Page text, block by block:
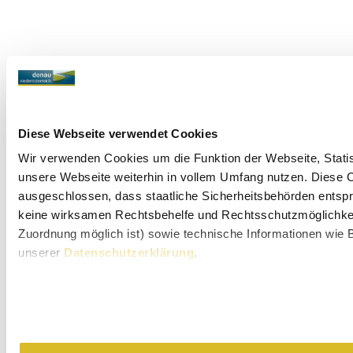
Diese Webseite verwendet Cookies
Wir verwenden Cookies um die Funktion der Webseite,
unsere Webseite weiterhin in vollem Umfang nutzen.
ausgeschlossen, dass staatliche Sicherheitsbehörden
keine wirksamen Rechtsbehelfe und
Zuordnung möglich ist) sowie technische Informationen wie
unserer Datenschutzerklärung.